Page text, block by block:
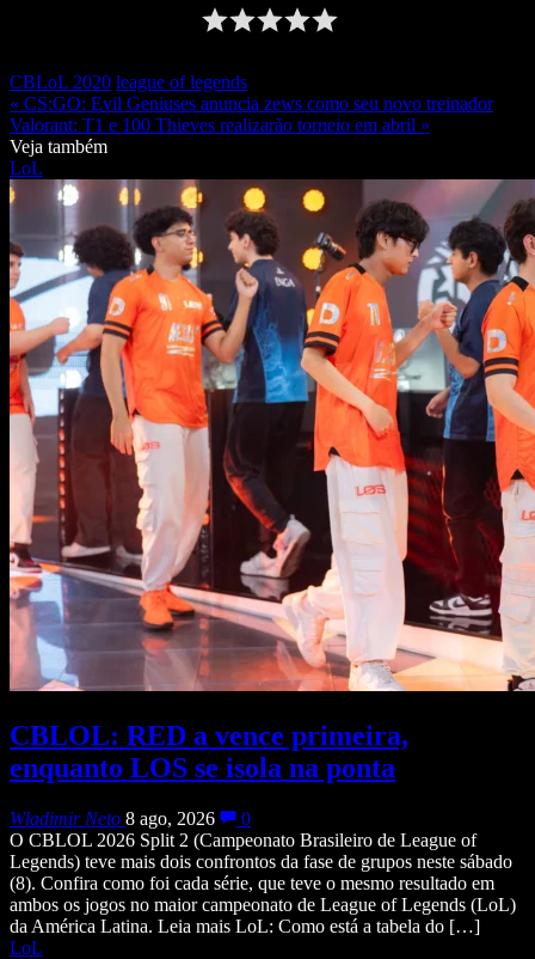
CBLoL 2020 league of legends
« CS:GO: Evil Geniuses anuncia zews como seu novo treinador
Valorant: T1 e 100 Thieves realizarão torneio em abril »
Veja também
LoL
CBLOL: RED a vence primeira,
enquanto LOS se isola na ponta
Wladimir Neto 8 ago, 2026
0
O CBLOL 2026 Split 2 (Campeonato Brasileiro de League of
Legends) teve mais dois confrontos da fase de grupos neste sábado
(8). Confira como foi cada série, que teve o mesmo resultado em
ambos os jogos no maior campeonato de League of Legends (LoL)
da América Latina. Leia mais LoL: Como está a tabela do […]
LoL